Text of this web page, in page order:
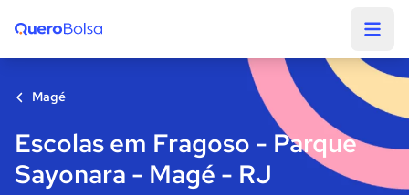
Magé
Escolas em Fragoso - Parque
Sayonara - Magé - RJ